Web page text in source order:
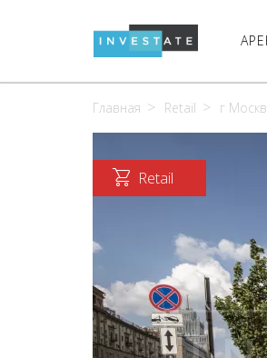
Главная Retail г
Retail